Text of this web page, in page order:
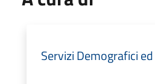
Servizi Demografici